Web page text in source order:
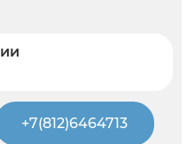
+7(812)6464713